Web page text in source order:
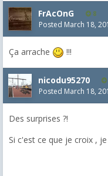
FrAcOnG 8
Posted March 18,
Ça arrache !!!
nicodu95270
Posted March 18,
Des surprises ?!
Si c'est ce que je croix ,